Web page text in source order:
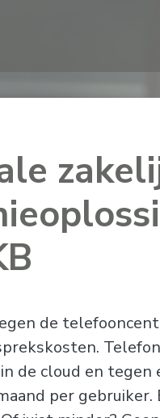
de
de cloud en
per gebruiker.